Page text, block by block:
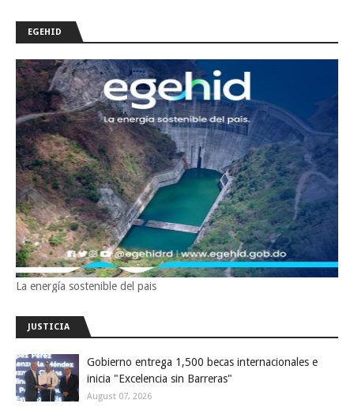
EGEHID
La energía sostenible del pais
JUSTICIA
Gobierno entrega 1,500 becas internacionales e
inicia "Excelencia sin Barreras"
August 07, 2026